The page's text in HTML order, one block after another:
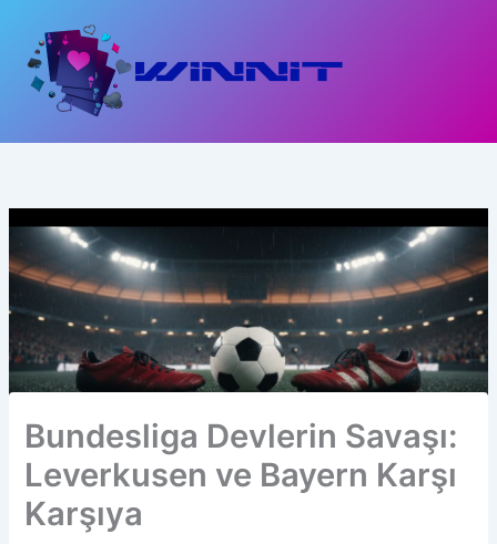
Bundesliga Devlerin Savaşı:
Leverkusen ve Bayern Karşı
Karşıya